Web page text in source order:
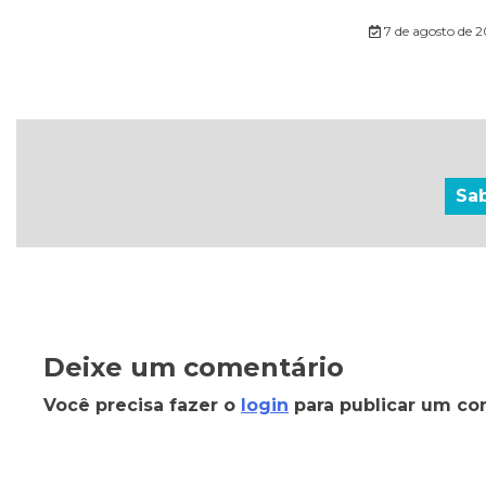
7 de agosto de
Deixe um comentário
Você precisa fazer o login para publicar um